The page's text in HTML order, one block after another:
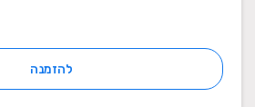
להזמנה